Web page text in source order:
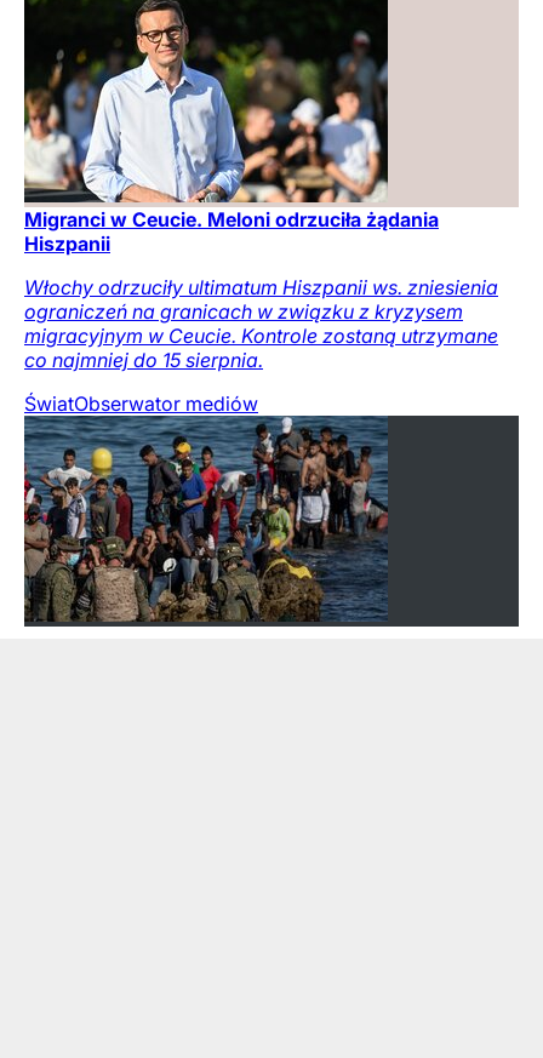
Migranci w Ceucie. Meloni odrzuciła żądania
Hiszpanii
Włochy odrzuciły ultimatum Hiszpanii ws. zniesienia
ograniczeń na granicach w związku z kryzysem
migracyjnym w Ceucie. Kontrole zostaną utrzymane
co najmniej do 15 sierpnia.
ŚwiatObserwator mediów